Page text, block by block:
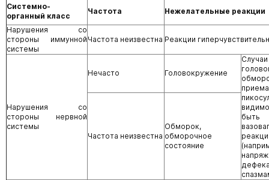
Системно-
органный класс
Частота Нежелательные реакции
Нарушения со
стороны иммунной
системы
Частота неизвестна Реакции
Нарушения со
стороны нервной
системы
Нечасто Головокружение
Случаи
быть
Частота неизвестна
Обморок,
обморочное
состояние